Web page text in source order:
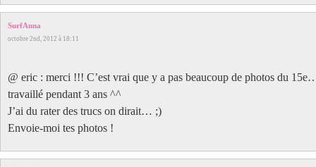
SurfAnna
octobre 2nd, 2012 à 18:11
@ eric : merci !!! C’est vrai que y a pas beaucoup de photos du
travaillé pendant 3 ans ^^
J’ai du rater des trucs on dirait… ;)
Envoie-moi tes photos !